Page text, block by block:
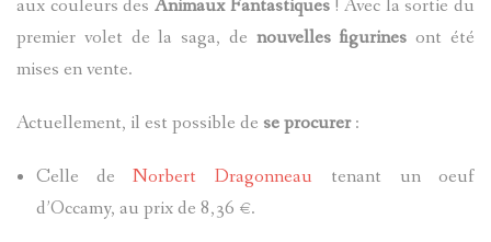
A PROPOS
aux couleurs des Animaux Fantastiques! Avec la sortie du
premier volet de la saga, de nouvelles figurines ont été
mises en vente.
Actuellement, il est possible de se procurer:
Celle deNorbert Dragonneau tenant un oeuf
d’Occamy, au prix de 8,36 €.